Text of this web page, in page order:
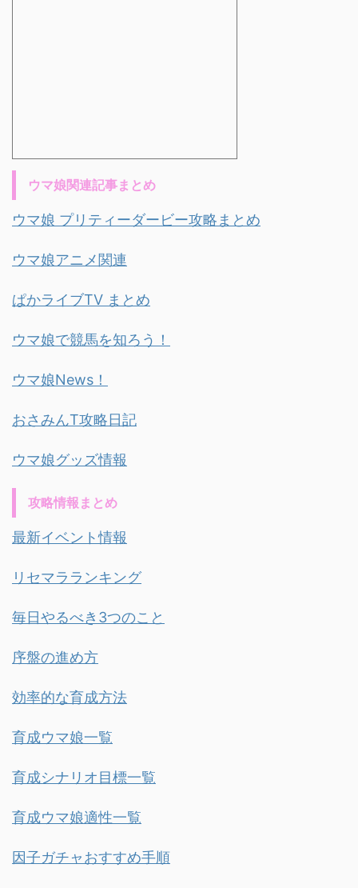
ウマ娘関連記事まとめ
ウマ娘 プリティーダービー攻略まとめ
ウマ娘アニメ関連
ぱかライブTV まとめ
ウマ娘で競馬を知ろう！
ウマ娘News！
おさみんT攻略日記
ウマ娘グッズ情報
攻略情報まとめ
最新イベント情報
リセマラランキング
毎日やるべき3つのこと
序盤の進め方
効率的な育成方法
育成ウマ娘一覧
育成シナリオ目標一覧
育成ウマ娘適性一覧
因子ガチャおすすめ手順